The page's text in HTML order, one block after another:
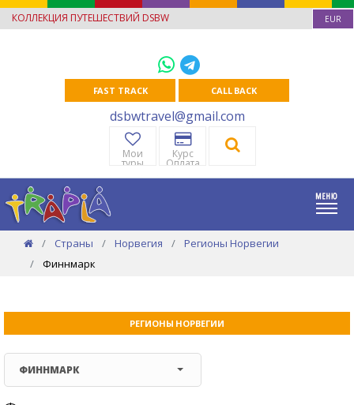
КОЛЛЕКЦИЯ ПУТЕШЕСТВИЙ DSBW EUR
FAST TRACK CALL BACK
dsbwtravel@gmail.com
Мои
туры
Курс
Оплата
Страны Норвегия
Регионы Норвегии
Финнмарк
РЕГИОНЫ НОРВЕГИИ
ФИННМАРК